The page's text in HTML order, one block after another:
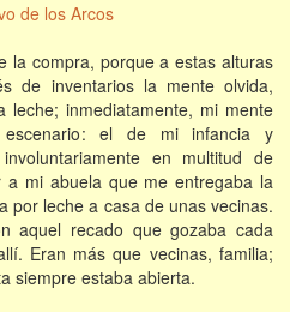
de los Arcos
la compra, porque a estas alturas
de inventarios la mente olvida,
inmediatamente, mi mente
el de mi infancia y
en multitud de
mi abuela que me entregaba la
por leche a casa de unas vecinas.
aquel recado que gozaba cada
Eran más que vecinas, familia;
siempre estaba abierta.